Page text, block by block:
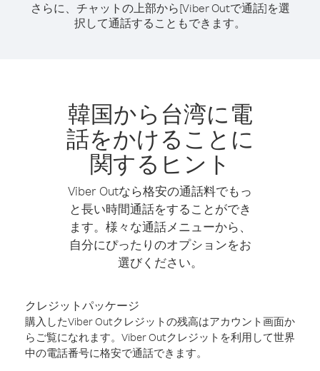
さらに、チャットの上部から[Viber Outで通話]を選
択して通話することもできます。
韓国から台湾に電
話をかけることに
関するヒント
Viber Outなら格安の通話料でもっ
と長い時間通話をすることができ
ます。様々な通話メニューから、
自分にぴったりのオプションをお
選びください。
クレジットパッケージ
購入したViber Outクレジットの残高はアカウント画面か
らご覧になれます。Viber Outクレジットを利用して世界
中の電話番号に格安で通話できます。